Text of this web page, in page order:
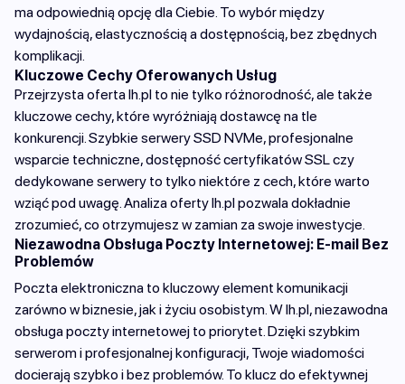
ma odpowiednią opcję dla Ciebie. To wybór między
wydajnością, elastycznością a dostępnością, bez zbędnych
komplikacji.
Kluczowe Cechy Oferowanych Usług
Przejrzysta oferta lh.pl to nie tylko różnorodność, ale także
kluczowe cechy, które wyróżniają dostawcę na tle
konkurencji. Szybkie serwery SSD NVMe, profesjonalne
wsparcie techniczne, dostępność certyfikatów SSL czy
dedykowane serwery to tylko niektóre z cech, które warto
wziąć pod uwagę. Analiza oferty lh.pl pozwala dokładnie
zrozumieć, co otrzymujesz w zamian za swoje inwestycje.
Niezawodna Obsługa Poczty Internetowej: E-mail Bez
Problemów
Poczta elektroniczna to kluczowy element komunikacji
zarówno w biznesie, jak i życiu osobistym. W lh.pl, niezawodna
obsługa poczty internetowej to priorytet. Dzięki szybkim
serwerom i profesjonalnej konfiguracji, Twoje wiadomości
docierają szybko i bez problemów. To klucz do efektywnej